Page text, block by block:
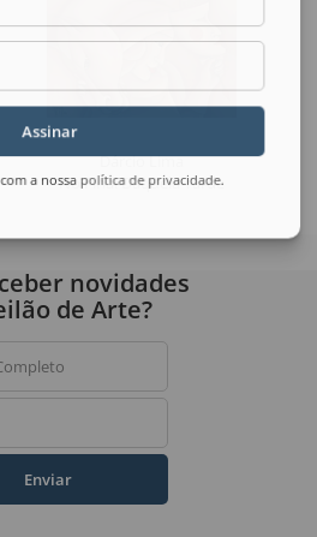
Dárcio Lima
No Final Daquela Tarde
Assinar
a nossa política de privacidade.
novidades
de Arte?
Enviar